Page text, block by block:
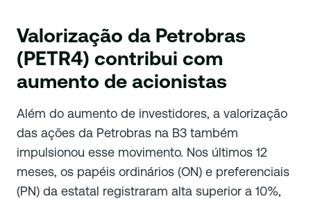
Valorização da Petrobras
(PETR4) contribui com
aumento de acionistas
Além do aumento de investidores, a valorização
das ações da Petrobras na B3 também
impulsionou esse movimento. Nos últimos 12
meses, os papéis ordinários (ON) e preferenciais
(PN) da estatal registraram alta superior a 10%,